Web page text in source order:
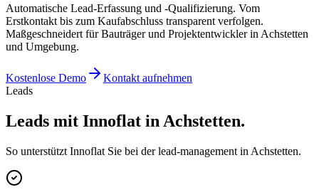
Automatische Lead-Erfassung und -Qualifizierung. Vom
Erstkontakt bis zum Kaufabschluss transparent verfolgen.
Maßgeschneidert für Bauträger und Projektentwickler in Achstetten
und Umgebung.
Kostenlose Demo
Kontakt aufnehmen
Leads
Leads mit Innoflat in Achstetten.
So unterstützt Innoflat Sie bei der lead-management in Achstetten.